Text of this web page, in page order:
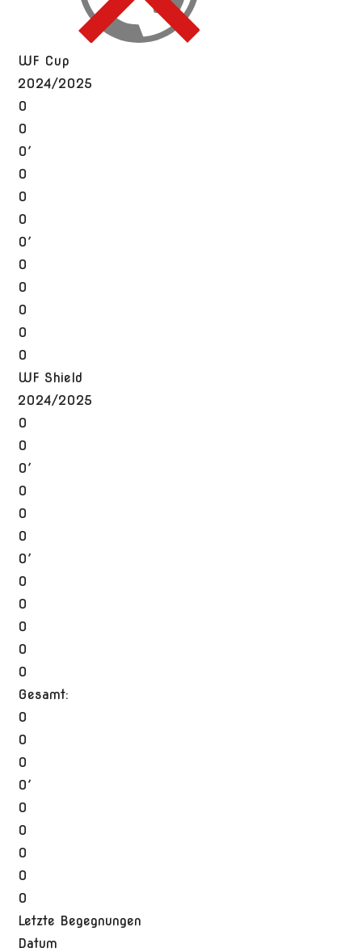
WF Cup
2024/2025
0
0
0′
0
0
0
0′
0
0
0
0
0
WF Shield
2024/2025
0
0
0′
0
0
0
0′
0
0
0
0
0
Gesamt:
0
0
0
0′
0
0
0
0
0
Letzte Begegnungen
Datum